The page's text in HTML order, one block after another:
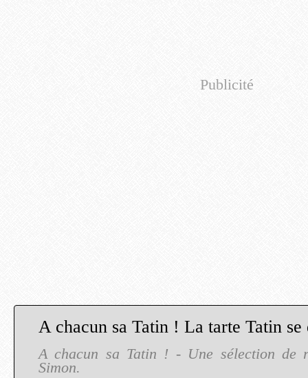
Publicité
A chacun sa Tatin ! - Une sélection de
Simon.